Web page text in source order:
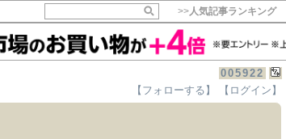
>>人気記事ランキング
005922
【フォローする】 【ログイン】